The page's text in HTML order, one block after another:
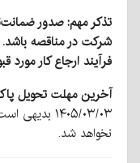
تذکر مهم: صدور
شرکت در مناقصه باشد.
فرآیند ارجاع کار مورد
آخرین مهلت تحویل
۱۴۰۵/۰۳/۰۳
نخواهد شد.